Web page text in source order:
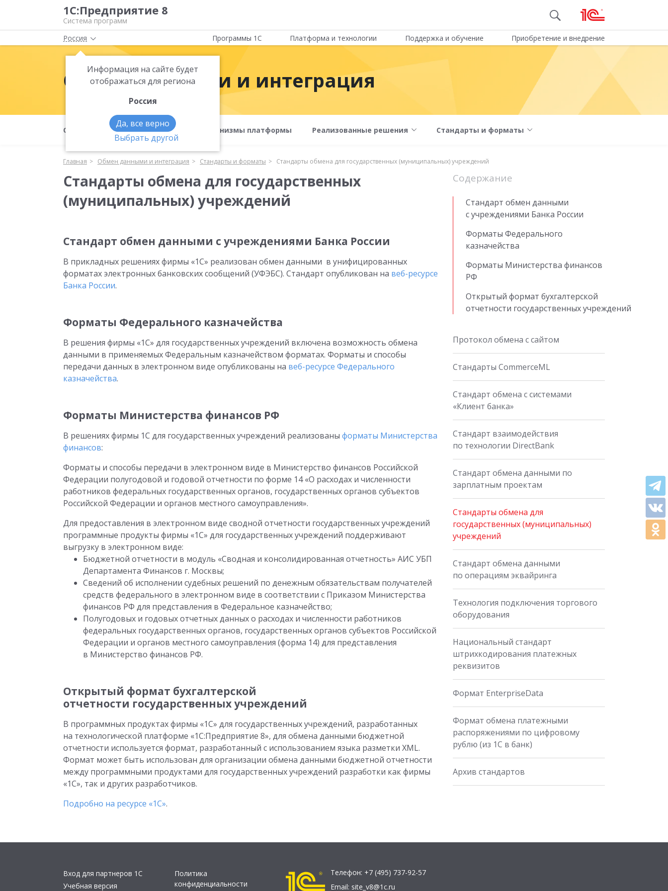
1С:Предприятие 8
Система программ
Россия
Информация на сайте будет
отображаться для региона
Россия
Да, все верно
Выбрать другой
Программы 1С Платформа и технологии Поддержка и обучение Приобретение и внедрение
Обмен данными и интеграция
Обмен данными и интеграция Механизмы платформы Реализованные решения Стандарты и форматы
Главная Обмен данными и интеграция Стандарты и форматы Стандарты обмена для государственных (муниципальных) учреждений
Стандарты обмена для государственных
(муниципальных) учреждений
Стандарт обмен данными с учреждениями Банка России
В прикладных решениях фирмы «1С» реализован обмен данными в унифицированных
форматах электронных банковских сообщений (УФЭБС). Стандарт опубликован на веб-ресурсе
Банка России.
Форматы Федерального казначейства
В решения фирмы «1С» для государственных учреждений включена возможность обмена
данными в применяемых Федеральным казначейством форматах. Форматы и способы
передачи данных в электронном виде опубликованы на веб-ресурсе Федерального
казначейства.
Форматы Министерства финансов РФ
В решениях фирмы 1С для государственных учреждений реализованы форматы Министерства
финансов:
Форматы и способы передачи в электронном виде в Министерство финансов Российской
Федерации полугодовой и годовой отчетности по форме 14 «О расходах и численности
работников федеральных государственных органов, государственных органов субъектов
Российской Федерации и органов местного самоуправления».
Для предоставления в электронном виде сводной отчетности государственных учреждений
программные продукты фирмы «1С» для государственных учреждений поддерживают
выгрузку в электронном виде:
Бюджетной отчетности в модуль «Сводная и консолидированная отчетность» АИС УБП
Департамента Финансов г. Москвы;
Сведений об исполнении судебных решений по денежным обязательствам получателей
средств федерального в электронном виде в соответствии с Приказом Министерства
финансов РФ для представления в Федеральное казначейство;
Полугодовых и годовых отчетных данных о расходах и численности работников
федеральных государственных органов, государственных органов субъектов Российской
Федерации и органов местного самоуправления (форма 14) для представления
в Министерство финансов РФ.
Открытый формат бухгалтерской
отчетности государственных учреждений
В программных продуктах фирмы «1С» для государственных учреждений, разработанных
на технологической платформе «1С:Предприятие 8», для обмена данными бюджетной
отчетности используется формат, разработанный с использованием языка разметки XML.
Формат может быть использован для организации обмена данными бюджетной отчетности
между программными продуктами для государственных учреждений разработки как фирмы
«1С», так и других разработчиков.
Подробно на ресурсе «1С».
Содержание
Стандарт обмен данными
с учреждениями Банка России
Форматы Федерального
казначейства
Форматы Министерства финансов
РФ
Открытый формат бухгалтерской
отчетности государственных учреждений
Протокол обмена с сайтом
Стандарты CommerceML
Стандарт обмена с системами
«Клиент банка»
Стандарт взаимодействия
по технологии DirectBank
Стандарт обмена данными по
зарплатным проектам
Стандарты обмена для
государственных (муниципальных)
учреждений
Стандарт обмена данными
по операциям эквайринга
Технология подключения торгового
оборудования
Национальный стандарт
штрихкодирования платежных
реквизитов
Формат EnterpriseData
Формат обмена платежными
распоряжениями по цифровому
рублю (из 1С в банк)
Архив cтандартов
Вход для партнеров 1С
Учебная версия
Политика
конфиденциальности
Телефон: +7 (495) 737-92-57
Email: site_v8@1c.ru